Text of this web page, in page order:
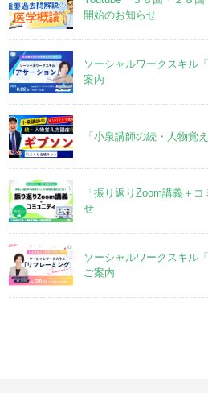
開始のお知らせ
ソーシャルワークスキル
案内
「小泉講師の続・人物覚
「振り返りZoom講義＋
せ
ソーシャルワークスキル
ご案内